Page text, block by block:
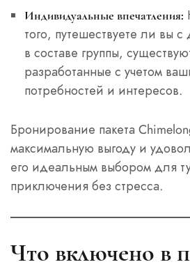
Индивидуальные впечатления:
того, путешествуете ли вы
в составе группы,
разработанные с учетом
потребностей и интересов.
Бронирование пакета
максимальную выгоду и
его идеальным выбором для
приключения без стресса.
Что включено в